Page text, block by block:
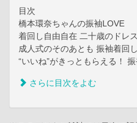
目次
橋本環奈ちゃんの振袖LOVE
着回し自由自在 二十歳のドレス
成人式のそのあとも 振袖着回
“いいね”がきっともらえる！
さらに目次をよむ